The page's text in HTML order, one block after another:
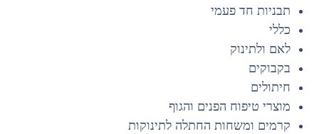
תבניות חד פעמי
כללי
לאם ולתינוק
בקבוקים
חיתולים
מוצרי טיפוח הפנים והגוף
קרמים ומשחות החתלה לתינוקות